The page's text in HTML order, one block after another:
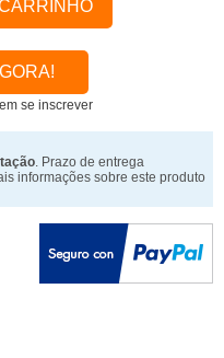
se inscrever
. Prazo de entrega
informações sobre este produto